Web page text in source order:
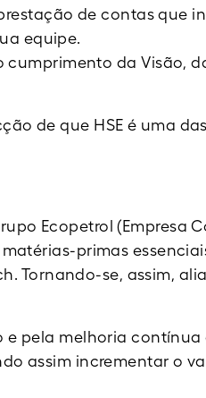
de contas que
equipe.
da Visão,
de que HSE é uma
Ecopetrol (Empresa
primas
Tornando-se, assim,
e pela melhoria contínua
assim incrementar o